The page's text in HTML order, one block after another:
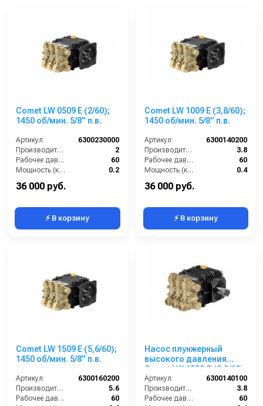
Comet LW 0509 E (2/60);
1450 об/мин. 5/8” п.в.
Артикул:
6300230000
Производительность (л/мин):
2
Рабочее давление (бар):
60
Мощность (кВт):
0.2
Обороты двигателя (об/мин):
36 000 руб.
⚡ В корзину
Comet LW 1009 E (3,8/60);
1450 об/мин. 5/8” п.в.
Артикул:
6300140200
Производительность (л/мин):
3.8
Рабочее давление (бар):
60
Мощность (кВт):
0.4
Обороты двигателя (об/мин):
36 000 руб.
⚡ В корзину
Comet LW 1509 E (5,6/60);
1450 об/мин. 5/8” п.в.
Артикул:
6300160200
Производительность (л/мин):
5.6
Рабочее давление (бар):
60
Насос плунжерный
высокого давления
Comet LW 1009 S (3,8/60);
1450 об/мин. вал ø 24 мм
Артикул:
6300140100
Производительность (л/мин):
3.8
Рабочее давление (бар):
60